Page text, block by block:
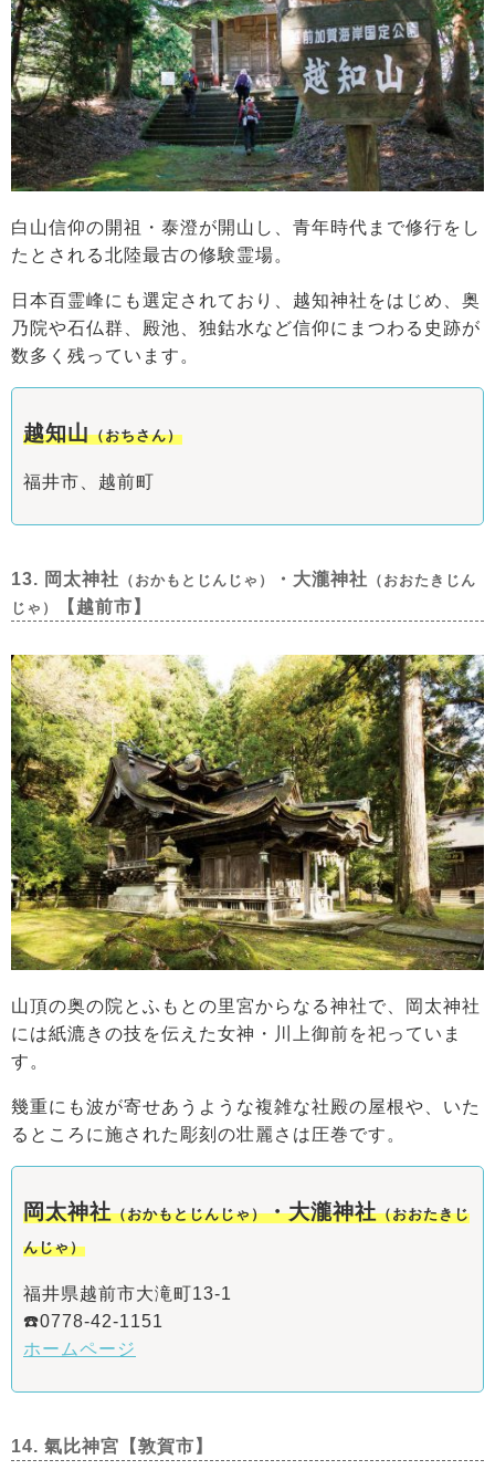
白山信仰の開祖・泰澄が開山し、青年時代まで修行をし
たとされる北陸最古の修験霊場。
日本百霊峰にも選定されており、越知神社をはじめ、奥
乃院や石仏群、殿池、独鈷水など信仰にまつわる史跡が
数多く残っています。
越知山（おちさん）
福井市、越前町
13. 岡太神社 （おかもとじんじゃ） ・大瀧神社 （おおたきじん
じゃ）
【越前市】
山頂の奥の院とふもとの里宮からなる神社で、岡太神社
には紙漉きの技を伝えた女神・川上御前を祀っていま
す。
幾重にも波が寄せあうような複雑な社殿の屋根や、いた
るところに施された彫刻の壮麗さは圧巻です。
岡太神社（おかもとじんじゃ）・大瀧神社（おおたきじ
んじゃ）
福井県越前市大滝町13-1
☎️0778-42-1151
ホームページ
14. 氣比神宮【敦賀市】